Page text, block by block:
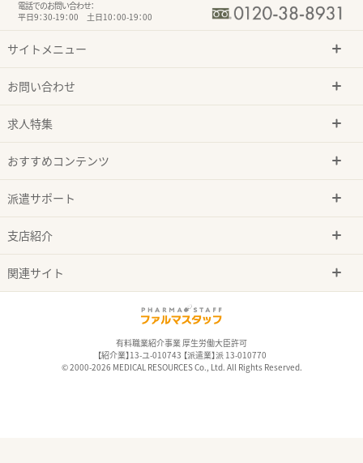
電話でのお問い合わせ：
平日9：30-19：00 土日10：00-19：00
サイトメニュー
お問い合わせ
求人特集
おすすめコンテンツ
派遣サポート
支店紹介
関連サイト
有料職業紹介事業 厚生労働大臣許可
【紹介業】13-ユ-010743 【派遣業】派 13-010770
© 2000-2026 MEDICAL RESOURCES Co., Ltd. All Rights Reserved.